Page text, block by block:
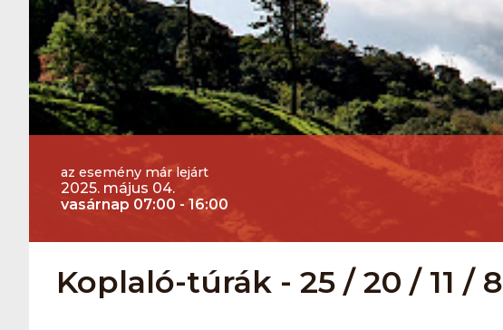
az esemény már lejárt
2025. május 04.
vasárnap 07:00 - 16:00
Koplaló-túrák - 25 / 20 / 11 / 8